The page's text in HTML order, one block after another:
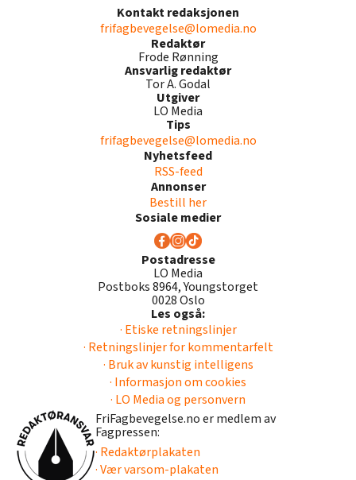
Kontakt redaksjonen
frifagbevegelse@lomedia.no
Redaktør
Frode Rønning
Ansvarlig redaktør
Tor A. Godal
Utgiver
LO Media
Tips
frifagbevegelse@lomedia.no
Nyhetsfeed
RSS-feed
Annonser
Bestill her
Sosiale medier
Postadresse
LO Media
Postboks 8964, Youngstorget
0028 Oslo
Les også:
· Etiske retningslinjer
· Retningslinjer for kommentarfelt
· Bruk av kunstig intelligens
· Informasjon om cookies
· LO Media og personvern
FriFagbevegelse.no er medlem av
Fagpressen:
· Redaktørplakaten
· Vær varsom-plakaten